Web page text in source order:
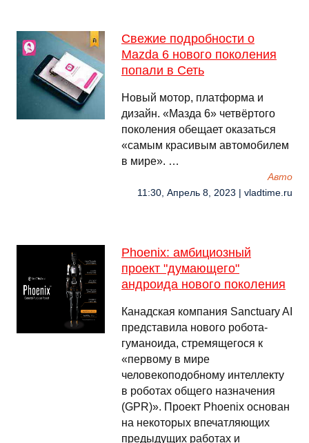
Свежие подробности о
Mazda 6 нового поколения
попали в Сеть
Новый мотор, платформа и
дизайн. «Мазда 6» четвёртого
поколения обещает оказаться
«самым красивым автомобилем
в мире». …
Авто
11:30, Апрель 8, 2023 | vladtime.ru
Phoenix: амбициозный
проект "думающего"
андроида нового поколения
Канадская компания Sanctuary AI
представила нового робота-
гуманоида, стремящегося к
«первому в мире
человекоподобному интеллекту
в роботах общего назначения
(GPR)». Проект Phoenix основан
на некоторых впечатляющих
предыдущих работах и